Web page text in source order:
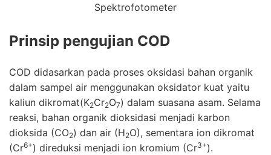
Spektrofotometer
Prinsip pengujian COD
COD didasarkan pada proses oksidasi bahan organik
dalam sampel air menggunakan oksidator kuat yaitu
kaliun dikromat(K2Cr2O7) dalam suasana asam. Selama
reaksi, bahan organik dioksidasi menjadi karbon
dioksida (CO2) dan air (H2O), sementara ion dikromat
(Cr6+) direduksi menjadi ion kromium (Cr3+).